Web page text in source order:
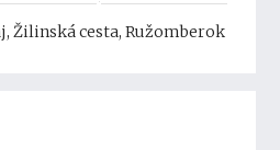
Žilinská cesta, Ružomberok